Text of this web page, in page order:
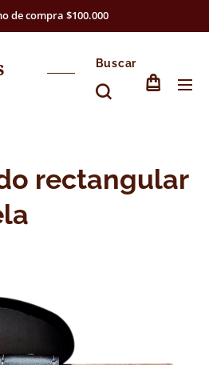
de compra $100.000
Buscar
rectangular